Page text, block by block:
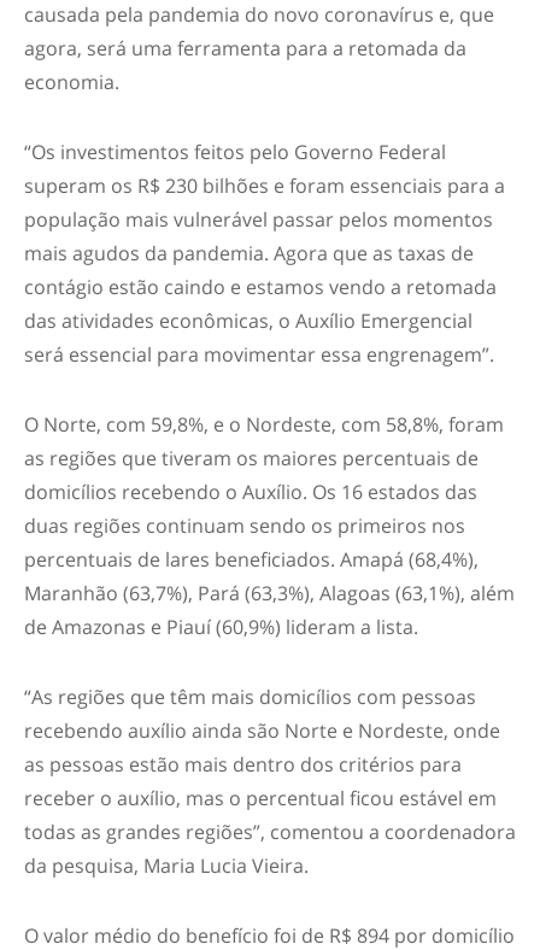
causada pela pandemia do novo coronavírus e, que
agora, será uma ferramenta para a retomada da
economia.
“Os investimentos feitos pelo Governo Federal
superam os R$ 230 bilhões e foram essenciais para a
população mais vulnerável passar pelos momentos
mais agudos da pandemia. Agora que as taxas de
contágio estão caindo e estamos vendo a retomada
das atividades econômicas, o Auxílio Emergencial
será essencial para movimentar essa engrenagem”.
O Norte, com 59,8%, e o Nordeste, com 58,8%, foram
as regiões que tiveram os maiores percentuais de
domicílios recebendo o Auxílio. Os 16 estados das
duas regiões continuam sendo os primeiros nos
percentuais de lares beneficiados. Amapá (68,4%),
Maranhão (63,7%), Pará (63,3%), Alagoas (63,1%), além
de Amazonas e Piauí (60,9%) lideram a lista.
“As regiões que têm mais domicílios com pessoas
recebendo auxílio ainda são Norte e Nordeste, onde
as pessoas estão mais dentro dos critérios para
receber o auxílio, mas o percentual ficou estável em
todas as grandes regiões”, comentou a coordenadora
da pesquisa, Maria Lucia Vieira.
O valor médio do benefício foi de R$ 894 por domicílio